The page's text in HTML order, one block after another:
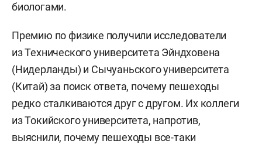
биологами.
Премию по физике получили исследователи
из Технического университета Эйндховена
(Нидерланды) и Сычуаньского университета
(Китай) за поиск ответа, почему пешеходы
редко сталкиваются друг с другом. Их коллеги
из Токийского университета, напротив,
выяснили, почему пешеходы все-таки